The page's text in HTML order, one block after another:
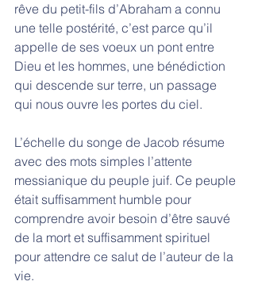
rêve du petit-fils d’Abraham a connu
une telle postérité, c’est parce qu’il
appelle de ses voeux un pont entre
Dieu et les hommes, une bénédiction
qui descende sur terre, un passage
qui nous ouvre les portes du ciel.
L’échelle du songe de Jacob résume
avec des mots simples l’attente
messianique du peuple juif. Ce peuple
était suffisamment humble pour
comprendre avoir besoin d’être sauvé
de la mort et suffisamment spirituel
pour attendre ce salut de l’auteur de la
vie.